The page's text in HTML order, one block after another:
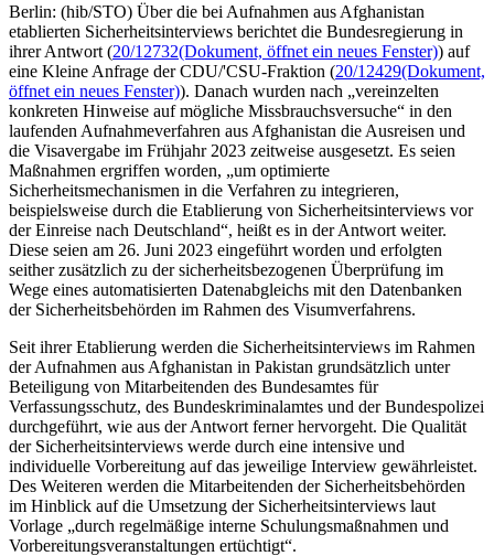
Berlin: (hib/STO) Über die bei Aufnahmen aus Afghanistan
etablierten Sicherheitsinterviews berichtet die Bundesregierung in
ihrer Antwort (20/12732(Dokument, öffnet ein neues Fenster)) auf
eine Kleine Anfrage der CDU/'CSU-Fraktion (20/12429(Dokument,
öffnet ein neues Fenster)). Danach wurden nach „vereinzelten
konkreten Hinweise auf mögliche Missbrauchsversuche“ in den
laufenden Aufnahmeverfahren aus Afghanistan die Ausreisen und
die Visavergabe im Frühjahr 2023 zeitweise ausgesetzt. Es seien
Maßnahmen ergriffen worden, „um optimierte
Sicherheitsmechanismen in die Verfahren zu integrieren,
beispielsweise durch die Etablierung von Sicherheitsinterviews vor
der Einreise nach Deutschland“, heißt es in der Antwort weiter.
Diese seien am 26. Juni 2023 eingeführt worden und erfolgten
seither zusätzlich zu der sicherheitsbezogenen Überprüfung im
Wege eines automatisierten Datenabgleichs mit den Datenbanken
der Sicherheitsbehörden im Rahmen des Visumverfahrens.
Seit ihrer Etablierung werden die Sicherheitsinterviews im Rahmen
der Aufnahmen aus Afghanistan in Pakistan grundsätzlich unter
Beteiligung von Mitarbeitenden des Bundesamtes für
Verfassungsschutz, des Bundeskriminalamtes und der Bundespolizei
durchgeführt, wie aus der Antwort ferner hervorgeht. Die Qualität
der Sicherheitsinterviews werde durch eine intensive und
individuelle Vorbereitung auf das jeweilige Interview gewährleistet.
Des Weiteren werden die Mitarbeitenden der Sicherheitsbehörden
im Hinblick auf die Umsetzung der Sicherheitsinterviews laut
Vorlage „durch regelmäßige interne Schulungsmaßnahmen und
Vorbereitungsveranstaltungen ertüchtigt“.